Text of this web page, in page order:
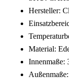
Hersteller:
Material:
Innenmaße: